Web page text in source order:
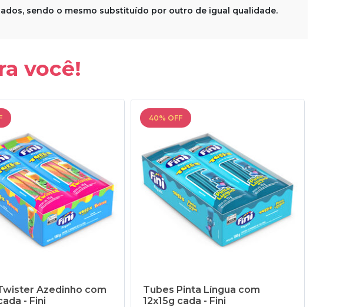
sendo o mesmo substituído por outro de igual qualidade.
você!
Azedinho com
- Fini
40% OFF
Tubes Pinta Língua com
12x15g cada - Fini